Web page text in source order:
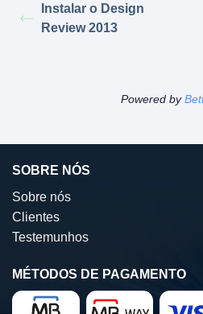
Instalar o Design
Review 2013
Powered by
SOBRE NÓS
Sobre nós
Clientes
Testemunhos
MÉTODOS DE PAGAMENTO